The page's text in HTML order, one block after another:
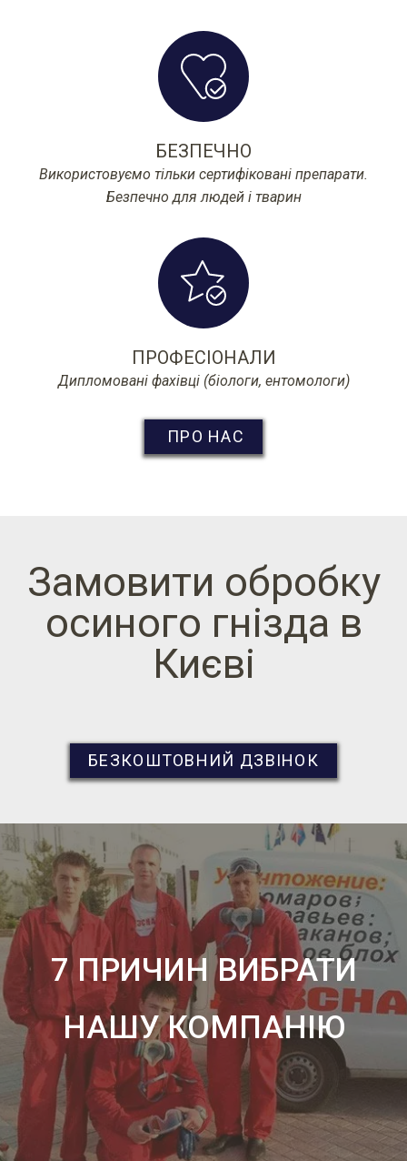
БЕЗПЕЧНО
Використовуємо тільки сертифіковані препарати.
Безпечно для людей і тварин
ПРОФЕСІОНАЛИ
Дипломовані фахівці (біологи, ентомологи)
ПРО НАС
Замовити обробку
осиного гнізда в
Києві
БЕЗКОШТОВНИЙ ДЗВІНОК
7 ПРИЧИН ВИБРАТИ
НАШУ КОМПАНІЮ